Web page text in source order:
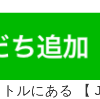
ルにある 【